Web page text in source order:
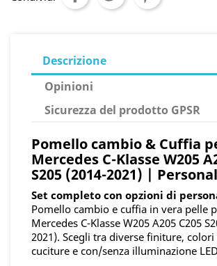
Descrizione
Opinioni
Sicurezza del prodotto GPSR
Pomello cambio & Cuffia
Mercedes C-Klasse W205
S205 (2014-2021) |
Set completo con opzioni di
Pomello cambio e cuffia in vera pelle
Mercedes C-Klasse W205 A205 C205
2021). Scegli tra diverse finiture, colori
cuciture e con/senza illuminazione